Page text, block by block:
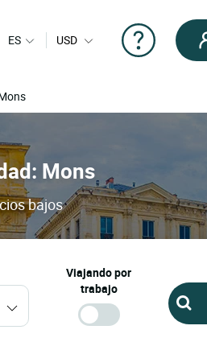
ES USD
Mons
bajos
Viajando por
trabajo